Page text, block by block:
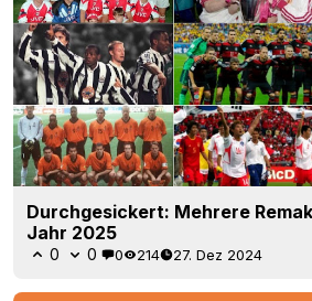
Durchgesickert: Mehrere
Jahr 2025
0 0 0 214 27. Dez 2024